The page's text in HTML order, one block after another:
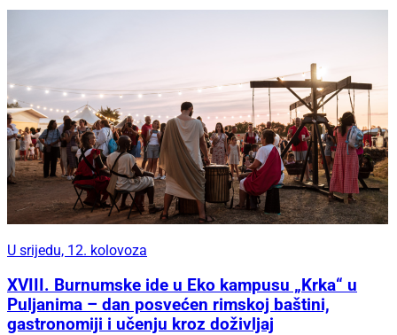
U srijedu, 12. kolovoza
XVIII. Burnumske ide u Eko kampusu „Krka“ u
Puljanima – dan posvećen rimskoj baštini,
gastronomiji i učenju kroz doživljaj